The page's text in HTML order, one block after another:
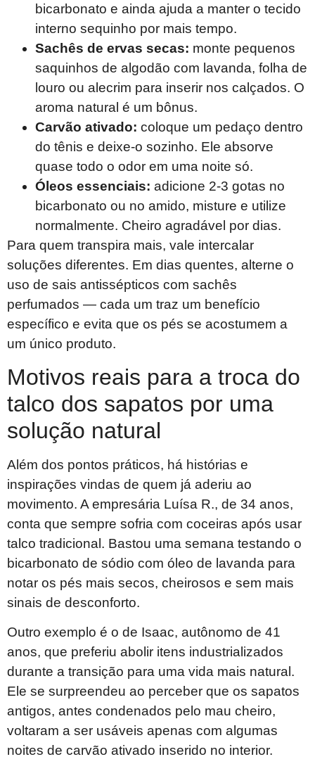
bicarbonato e ainda ajuda a manter o tecido
interno sequinho por mais tempo.
Sachês de ervas secas: monte pequenos
saquinhos de algodão com lavanda, folha de
louro ou alecrim para inserir nos calçados. O
aroma natural é um bônus.
Carvão ativado: coloque um pedaço dentro
do tênis e deixe-o sozinho. Ele absorve
quase todo o odor em uma noite só.
Óleos essenciais: adicione 2-3 gotas no
bicarbonato ou no amido, misture e utilize
normalmente. Cheiro agradável por dias.
Para quem transpira mais, vale intercalar
soluções diferentes. Em dias quentes, alterne o
uso de sais antissépticos com sachês
perfumados — cada um traz um benefício
específico e evita que os pés se acostumem a
um único produto.
Motivos reais para a troca do
talco dos sapatos por uma
solução natural
Além dos pontos práticos, há histórias e
inspirações vindas de quem já aderiu ao
movimento. A empresária Luísa R., de 34 anos,
conta que sempre sofria com coceiras após usar
talco tradicional. Bastou uma semana testando o
bicarbonato de sódio com óleo de lavanda para
notar os pés mais secos, cheirosos e sem mais
sinais de desconforto.
Outro exemplo é o de Isaac, autônomo de 41
anos, que preferiu abolir itens industrializados
durante a transição para uma vida mais natural.
Ele se surpreendeu ao perceber que os sapatos
antigos, antes condenados pelo mau cheiro,
voltaram a ser usáveis apenas com algumas
noites de carvão ativado inserido no interior.